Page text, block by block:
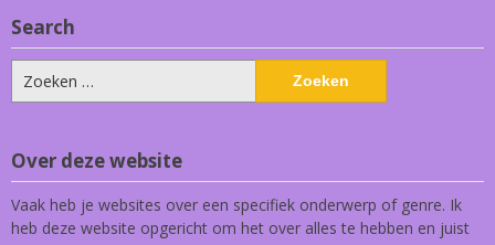
Search
Zoeken
naar:
Over deze website
Vaak heb je websites over een specifiek onderwerp of genre. Ik
heb deze website opgericht om het over alles te hebben en juist